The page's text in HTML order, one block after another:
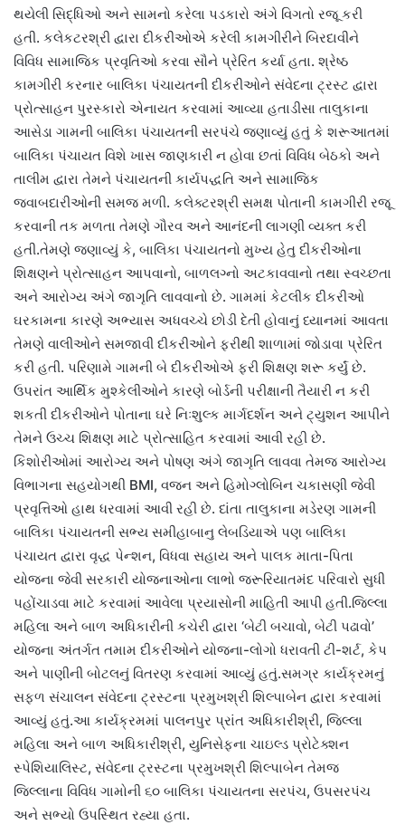
થયેલી સિદ્ધિઓ અને સામનો કરેલા પડકારો અંગે વિગતો રજૂ કરી
હતી. કલેકટરશ્રી દ્વારા દીકરીઓએ કરેલી કામગીરીને બિરદાવીને
વિવિધ સામાજિક પ્રવૃતિઓ કરવા સૌને પ્રેરિત કર્યા હતા. શ્રેષ્ઠ
કામગીરી કરનાર બાલિકા પંચાયતની દીકરીઓને સંવેદના ટ્રસ્ટ દ્વારા
પ્રોત્સાહન પુરસ્કારો એનાયત કરવામાં આવ્યા હતાડીસા તાલુકાના
આસેડા ગામની બાલિકા પંચાયતની સરપંચે જણાવ્યું હતું કે શરૂઆતમાં
બાલિકા પંચાયત વિશે ખાસ જાણકારી ન હોવા છતાં વિવિધ બેઠકો અને
તાલીમ દ્વારા તેમને પંચાયતની કાર્યપદ્ધતિ અને સામાજિક
જવાબદારીઓની સમજ મળી. કલેક્ટરશ્રી સમક્ષ પોતાની કામગીરી રજૂ
કરવાની તક મળતા તેમણે ગૌરવ અને આનંદની લાગણી વ્યક્ત કરી
હતી.તેમણે જણાવ્યું કે, બાલિકા પંચાયતનો મુખ્ય હેતુ દીકરીઓના
શિક્ષણને પ્રોત્સાહન આપવાનો, બાળલગ્નો અટકાવવાનો તથા સ્વચ્છતા
અને આરોગ્ય અંગે જાગૃતિ લાવવાનો છે. ગામમાં કેટલીક દીકરીઓ
ઘરકામના કારણે અભ્યાસ અધવચ્ચે છોડી દેતી હોવાનું ધ્યાનમાં આવતા
તેમણે વાલીઓને સમજાવી દીકરીઓને ફરીથી શાળામાં જોડાવા પ્રેરિત
કરી હતી. પરિણામે ગામની બે દીકરીઓએ ફરી શિક્ષણ શરૂ કર્યું છે.
ઉપરાંત આર્થિક મુશ્કેલીઓને કારણે બોર્ડની પરીક્ષાની તૈયારી ન કરી
શકતી દીકરીઓને પોતાના ઘરે નિઃશુલ્ક માર્ગદર્શન અને ટ્યુશન આપીને
તેમને ઉચ્ચ શિક્ષણ માટે પ્રોત્સાહિત કરવામાં આવી રહી છે.
કિશોરીઓમાં આરોગ્ય અને પોષણ અંગે જાગૃતિ લાવવા તેમજ આરોગ્ય
વિભાગના સહયોગથી BMI, વજન અને હિમોગ્લોબિન ચકાસણી જેવી
પ્રવૃત્તિઓ હાથ ધરવામાં આવી રહી છે. દાંતા તાલુકાના મડેરણ ગામની
બાલિકા પંચાયતની સભ્ય સમીહાબાનુ લેબડિયાએ પણ બાલિકા
પંચાયત દ્વારા વૃદ્ધ પેન્શન, વિધવા સહાય અને પાલક માતા-પિતા
યોજના જેવી સરકારી યોજનાઓના લાભો જરૂરિયાતમંદ પરિવારો સુધી
પહોંચાડવા માટે કરવામાં આવેલા પ્રયાસોની માહિતી આપી હતી.જિલ્લા
મહિલા અને બાળ અધિકારીની કચેરી દ્વારા ‘બેટી બચાવો, બેટી પઢાવો’
યોજના અંતર્ગત તમામ દીકરીઓને યોજના-લોગો ધરાવતી ટી-શર્ટ, કેપ
અને પાણીની બોટલનું વિતરણ કરવામાં આવ્યું હતું.સમગ્ર કાર્યક્રમનું
સફળ સંચાલન સંવેદના ટ્રસ્ટના પ્રમુખશ્રી શિલ્પાબેન દ્વારા કરવામાં
આવ્યું હતું.આ કાર્યક્રમમાં પાલનપુર પ્રાંત અધિકારીશ્રી, જિલ્લા
મહિલા અને બાળ અધિકારીશ્રી, યુનિસેફના ચાઇલ્ડ પ્રોટેક્શન
સ્પેશિયાલિસ્ટ, સંવેદના ટ્રસ્ટના પ્રમુખશ્રી શિલ્પાબેન તેમજ
જિલ્લાના વિવિધ ગામોની ૬૦ બાલિકા પંચાયતના સરપંચ, ઉપસરપંચ
અને સભ્યો ઉપસ્થિત રહ્યા હતા.